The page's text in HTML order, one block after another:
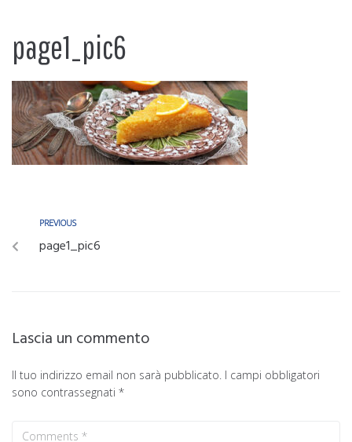
page1_pic6
PREVIOUS
page1_pic6
Lascia un commento
Il tuo indirizzo email non sarà pubblicato. I campi obbligatori
sono contrassegnati *